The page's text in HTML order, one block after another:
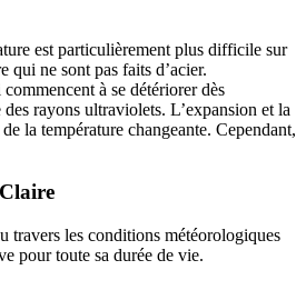
est particulièrement plus difficile sur
qui ne sont pas faits d’acier.
à se détériorer dès
rayons ultraviolets. L’expansion et la
la température changeante. Cependant,
travers les conditions météorologiques
pour toute sa durée de vie.